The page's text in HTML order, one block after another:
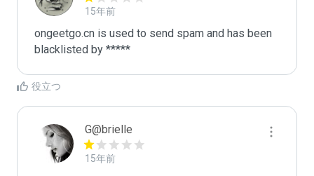
15年前
ongeetgo.cn is used to send spam and has been
blacklisted by *****
役立つ
G@brielle
15年前